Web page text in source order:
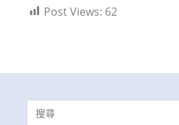
Post Views: 62
Search
for: